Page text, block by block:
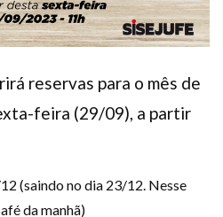
reservas para o mês de
feira (29/09), a partir
(saindo no dia 23/12. Nesse
da manhã)